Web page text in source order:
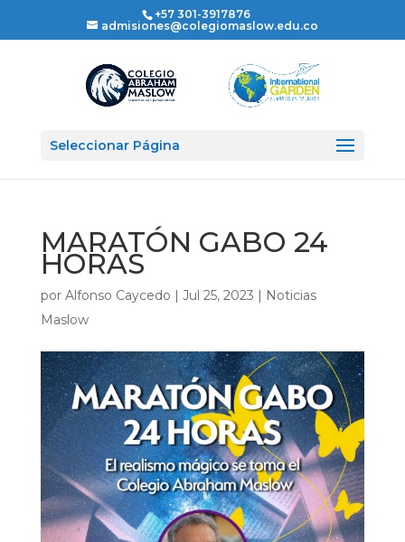
+57 301-3917876
admisiones@colegiomaslow.edu.co
Seleccionar Página
MARATÓN GABO 24
HORAS
por Alfonso Caycedo | Jul 25, 2023 | Noticias
Maslow